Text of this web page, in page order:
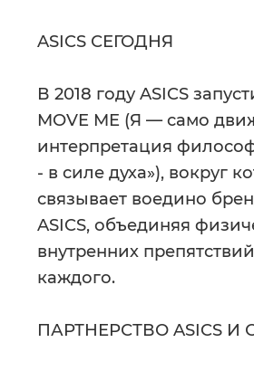
ASICS СЕГОДНЯ
В 2018 году ASICS
MOVE ME (Я — само
интерпретация
- в силе духа»), вокруг
связывает воедино
ASICS, объединяя
внутренних
каждого.
ПАРТНЕРСТВО ASICS